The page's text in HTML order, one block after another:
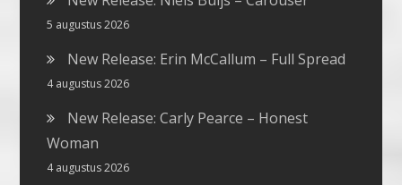
5 augustus 2026
New Release: Erin McCallum – Full Spread
4 augustus 2026
New Release: Carly Pearce – Honest
Woman
4 augustus 2026